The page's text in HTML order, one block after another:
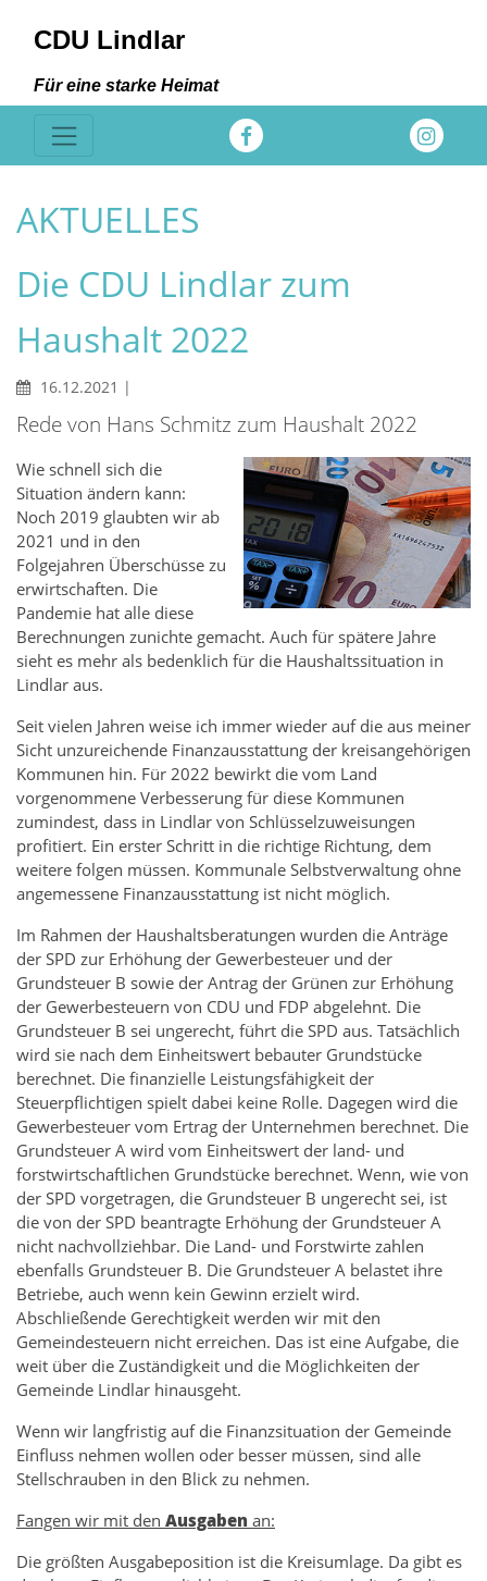
CDU Lindlar
Für eine starke Heimat
AKTUELLES
Die CDU Lindlar zum
Haushalt 2022
16.12.2021 |
Rede von Hans Schmitz zum Haushalt 2022
Wie schnell sich die
Situation ändern kann:
Noch 2019 glaubten wir ab
2021 und in den
Folgejahren Überschüsse zu
erwirtschaften. Die
Pandemie hat alle diese
Berechnungen zunichte gemacht. Auch für spätere Jahre
sieht es mehr als bedenklich für die Haushaltssituation in
Lindlar aus.
Seit vielen Jahren weise ich immer wieder auf die aus meiner
Sicht unzureichende Finanzausstattung der kreisangehörigen
Kommunen hin. Für 2022 bewirkt die vom Land
vorgenommene Verbesserung für diese Kommunen
zumindest, dass in Lindlar von Schlüsselzuweisungen
profitiert. Ein erster Schritt in die richtige Richtung, dem
weitere folgen müssen. Kommunale Selbstverwaltung ohne
angemessene Finanzausstattung ist nicht möglich.
Im Rahmen der Haushaltsberatungen wurden die Anträge
der SPD zur Erhöhung der Gewerbesteuer und der
Grundsteuer B sowie der Antrag der Grünen zur Erhöhung
der Gewerbesteuern von CDU und FDP abgelehnt. Die
Grundsteuer B sei ungerecht, führt die SPD aus. Tatsächlich
wird sie nach dem Einheitswert bebauter Grundstücke
berechnet. Die finanzielle Leistungsfähigkeit der
Steuerpflichtigen spielt dabei keine Rolle. Dagegen wird die
Gewerbesteuer vom Ertrag der Unternehmen berechnet. Die
Grundsteuer A wird vom Einheitswert der land- und
forstwirtschaftlichen Grundstücke berechnet. Wenn, wie von
der SPD vorgetragen, die Grundsteuer B ungerecht sei, ist
die von der SPD beantragte Erhöhung der Grundsteuer A
nicht nachvollziehbar. Die Land- und Forstwirte zahlen
ebenfalls Grundsteuer B. Die Grundsteuer A belastet ihre
Betriebe, auch wenn kein Gewinn erzielt wird.
Abschließende Gerechtigkeit werden wir mit den
Gemeindesteuern nicht erreichen. Das ist eine Aufgabe, die
weit über die Zuständigkeit und die Möglichkeiten der
Gemeinde Lindlar hinausgeht.
Wenn wir langfristig auf die Finanzsituation der Gemeinde
Einfluss nehmen wollen oder besser müssen, sind alle
Stellschrauben in den Blick zu nehmen.
Fangen wir mit den Ausgaben an:
Die größten Ausgabeposition ist die Kreisumlage. Da gibt es